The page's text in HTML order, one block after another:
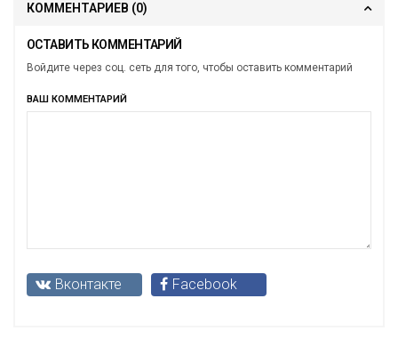
КОММЕНТАРИЕВ (0)
ОСТАВИТЬ КОММЕНТАРИЙ
Войдите через соц. сеть для того, чтобы оставить комментарий
ВАШ КОММЕНТАРИЙ
Вконтакте Facebook